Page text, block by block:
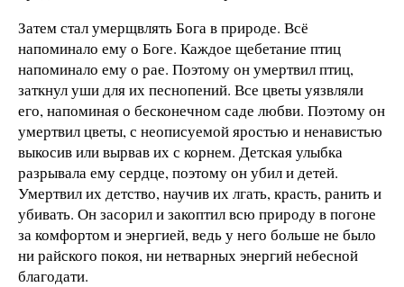
Затем стал умерщвлять Бога в природе. Всё
напоминало ему о Боге. Каждое щебетание птиц
напоминало ему о рае. Поэтому он умертвил птиц,
заткнул уши для их песнопений. Все цветы уязвляли
его, напоминая о бесконечном саде любви. Поэтому он
умертвил цветы, с неописуемой яростью и ненавистью
выкосив или вырвав их с корнем. Детская улыбка
разрывала ему сердце, поэтому он убил и детей.
Умертвил их детство, научив их лгать, красть, ранить и
убивать. Он засорил и закоптил всю природу в погоне
за комфортом и энергией, ведь у него больше не было
ни райского покоя, ни нетварных энергий небесной
благодати.